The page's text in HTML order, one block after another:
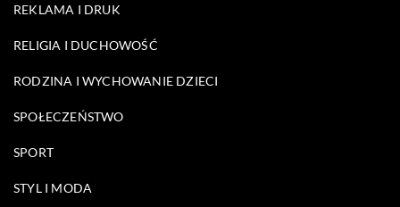
REKLAMA I DRUK
RELIGIA I DUCHOWOŚĆ
RODZINA I WYCHOWANIE DZIECI
SPOŁECZEŃSTWO
SPORT
STYL I MODA